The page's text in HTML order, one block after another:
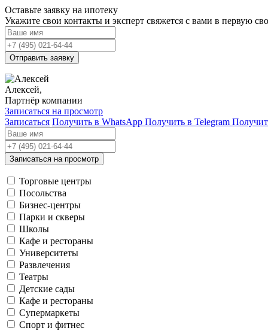
Оставьте заявку на ипотеку
Укажите свои контакты и эксперт свяжется с вами в первую
Отправить заявку
Алексей,
Партнёр компании
Записаться на просмотр
Записаться Получить в WhatsApp Получить в Telegram
Записаться на просмотр
Торговые центры
Посольства
Бизнес-центры
Парки и скверы
Школы
Кафе и рестораны
Университеты
Развлечения
Театры
Детские сады
Кафе и рестораны
Супермаркеты
Спорт и фитнес